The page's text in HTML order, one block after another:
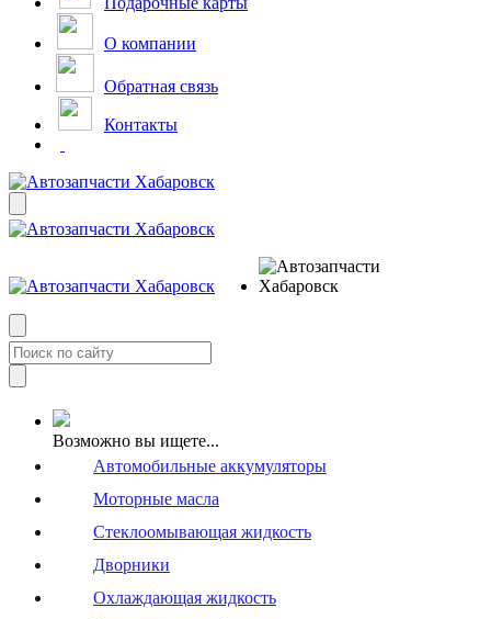
О компании
Обратная связь
Контакты
Возможно вы ищете...
Автомобильные аккумуляторы
Моторные масла
Стеклоомывающая жидкость
Дворники
Охлаждающая жидкость